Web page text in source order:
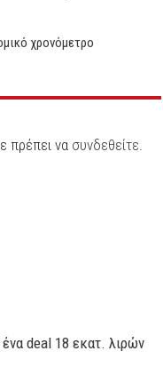
χρονόμετρο
πρέπει να συνδεθείτε
deal 18 εκατ. λιρών